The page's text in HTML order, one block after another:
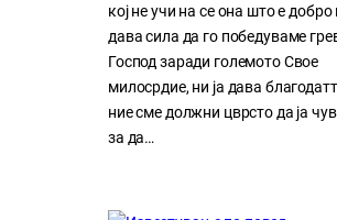
кој нe учи на сe она што е добро
дава сила да го победуваме
Господ заради големото Свое
милосрдие, ни ја дава
ние сме должни цврсто да ја
за да…